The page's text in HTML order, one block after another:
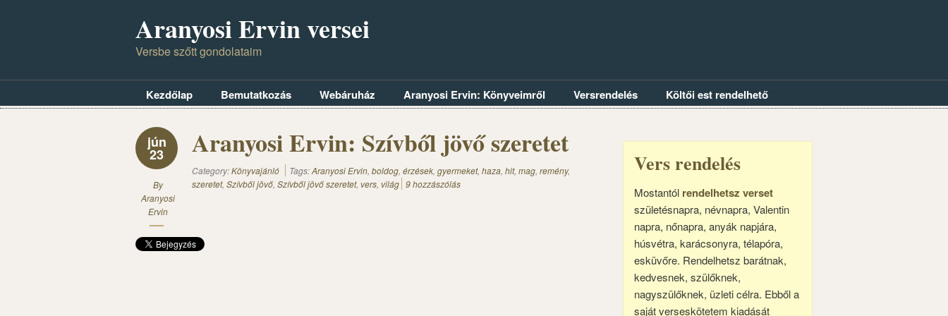
Aranyosi Ervin versei
Versbe szőtt gondolataim
Kezdőlap Bemutatkozás Webáruház Aranyosi Ervin: Könyveimről Versrendelés Költői est rendelhető
jún
23
By
Aranyosi
Ervin
Aranyosi Ervin: Szívből jövő szeretet
Category:Könyvajánló Tags:Aranyosi Ervin, boldog, érzések, gyermeket, haza, hit, mag, remény,
szeretet, Szívből jövő, Szívből jövő szeretet, vers, világ 9 hozzászólás
Vers rendelés
Mostantól rendelhetsz verset
születésnapra, névnapra, Valentin
napra, nőnapra, anyák napjára,
húsvétra, karácsonyra, télapóra,
esküvőre. Rendelhetsz barátnak,
kedvesnek, szülőknek,
nagyszülőknek, üzleti célra. Ebből a
saját verseskötetem kiadását